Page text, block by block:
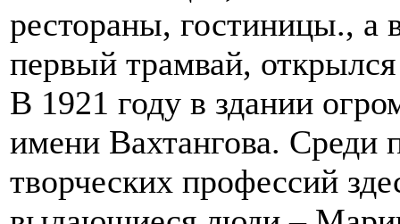
рестораны, гостиницы., а
первый трамвай,
В 1921 году в здании
имени Вахтангова. Среди
творческих профессий